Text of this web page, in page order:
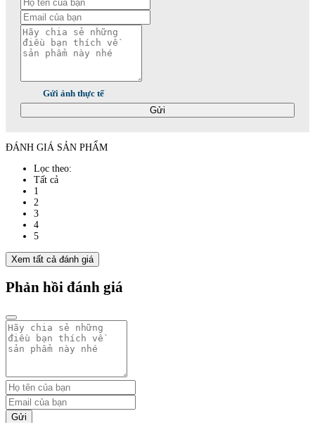
Gửi ảnh thực tế
Gửi
ĐÁNH GIÁ SẢN PHẨM
Lọc theo:
Tất cả
1
2
3
4
5
Xem tất cả đánh giá
Phản hồi đánh giá
Gửi